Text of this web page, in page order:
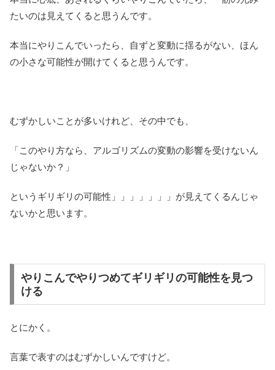
たいのは見えてくると思うんです。
本当にやりこんでいったら、自ずと変動に揺るがない、ほん
の小さな可能性が開けてくると思うんです。
むずかしいことが多いけれど、その中でも、
「このやり方なら、アルゴリズムの変動の影響を受けないん
じゃないか？」
というギリギリの可能性」」」」」」」が見えてくるんじゃ
ないかと思います。
やりこんでやりつめてギリギリの可能性を見つ
ける
とにかく。
言葉で表すのはむずかしいんですけど。